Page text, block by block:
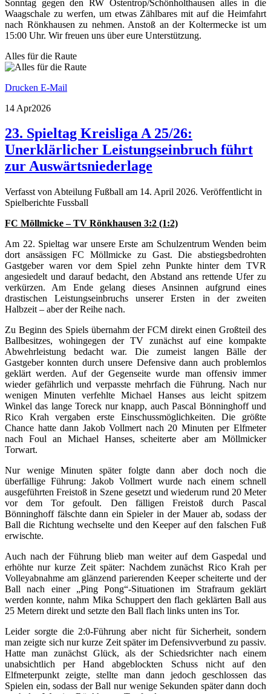
Sonntag gegen den RW Ostentrop/Schönholthausen alles in die
Waagschale zu werfen, um etwas Zählbares mit auf die Heimfahrt
nach Rönkhausen zu nehmen. Anstoß an der Koltermecke ist um
15:00 Uhr. Wir freuen uns über eure Unterstützung.
Alles für die Raute
Drucken E-Mail
14 Apr2026
23. Spieltag Kreisliga A 25/26:
Unerklärlicher Leistungseinbruch führt
zur Auswärtsniederlage
Verfasst von Abteilung Fußball am 14. April 2026. Veröffentlicht in
Spielberichte Fussball
FC Möllmicke – TV Rönkhausen 3:2 (1:2)
Am 22. Spieltag war unsere Erste am Schulzentrum Wenden beim
dort ansässigen FC Möllmicke zu Gast. Die abstiegsbedrohten
Gastgeber waren vor dem Spiel zehn Punkte hinter dem TVR
angesiedelt und darauf bedacht, den Abstand ans rettende Ufer zu
verkürzen. Am Ende gelang dieses Ansinnen aufgrund eines
drastischen Leistungseinbruchs unserer Ersten in der zweiten
Halbzeit – aber der Reihe nach.
Zu Beginn des Spiels übernahm der FCM direkt einen Großteil des
Ballbesitzes, wohingegen der TV zunächst auf eine kompakte
Abwehrleistung bedacht war. Die zumeist langen Bälle der
Gastgeber konnten durch unsere Defensive dann auch problemlos
geklärt werden. Auf der Gegenseite wurde man offensiv immer
wieder gefährlich und verpasste mehrfach die Führung. Nach nur
wenigen Minuten verfehlte Michael Hanses aus leicht spitzem
Winkel das lange Toreck nur knapp, auch Pascal Bönninghoff und
Rico Krah vergaben erste Einschussmöglichkeiten. Die größte
Chance hatte dann Jakob Vollmert nach 20 Minuten per Elfmeter
nach Foul an Michael Hanses, scheiterte aber am Möllmicker
Torwart.
Nur wenige Minuten später folgte dann aber doch noch die
überfällige Führung: Jakob Vollmert wurde nach einem schnell
ausgeführten Freistoß in Szene gesetzt und wiederum rund 20 Meter
vor dem Tor gefoult. Den fälligen Freistoß durch Pascal
Bönninghoff fälschte dann ein Spieler in der Mauer ab, sodass der
Ball die Richtung wechselte und den Keeper auf den falschen Fuß
erwischte.
Auch nach der Führung blieb man weiter auf dem Gaspedal und
erhöhte nur kurze Zeit später: Nachdem zunächst Rico Krah per
Volleyabnahme am glänzend parierenden Keeper scheiterte und der
Ball nach einer „Ping Pong“-Situationen im Strafraum geklärt
werden konnte, nahm Mika Schuppert den flach geklärten Ball aus
25 Metern direkt und setzte den Ball flach links unten ins Tor.
Leider sorgte die 2:0-Führung aber nicht für Sicherheit, sondern
man zeigte sich nur kurze Zeit später im Defensivverbund zu passiv.
Hatte man zunächst Glück, als der Schiedsrichter nach einem
unabsichtlich per Hand abgeblockten Schuss nicht auf den
Elfmeterpunkt zeigte, stellte man dann jedoch geschlossen das
Spielen ein, sodass der Ball nur wenige Sekunden später dann doch